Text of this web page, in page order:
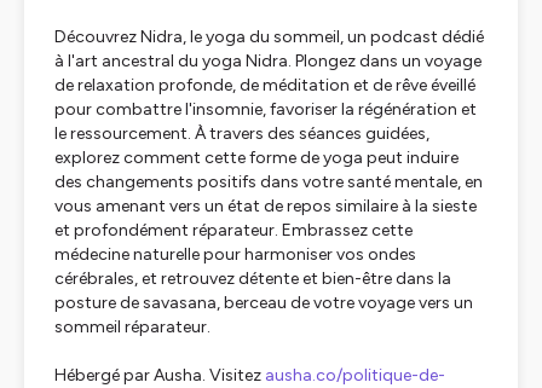
Découvrez Nidra, le yoga du sommeil, un podcast dédié
à l'art ancestral du yoga Nidra. Plongez dans un voyage
de relaxation profonde, de méditation et de rêve éveillé
pour combattre l'insomnie, favoriser la régénération et
le ressourcement. À travers des séances guidées,
explorez comment cette forme de yoga peut induire
des changements positifs dans votre santé mentale, en
vous amenant vers un état de repos similaire à la sieste
et profondément réparateur. Embrassez cette
médecine naturelle pour harmoniser vos ondes
cérébrales, et retrouvez détente et bien-être dans la
posture de savasana, berceau de votre voyage vers un
sommeil réparateur.
Hébergé par Ausha. Visitez ausha.co/politique-de-